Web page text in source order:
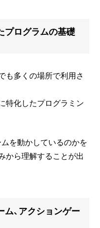
ログラムの基礎
も多くの場所で利用さ
特化したプログラミン
を動かしているのかを
から理解することが出
、アクションゲー